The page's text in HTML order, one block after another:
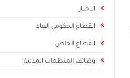
الاخبار
القطاع الحكومي العام
القطاع الخاص
وظائف المنظمات المدنية